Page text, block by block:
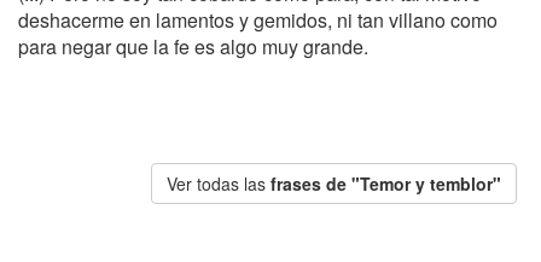
deshacerme en lamentos y gemidos, ni tan villano como
para negar que la fe es algo muy grande.
Ver todas las frases de "Temor y temblor"